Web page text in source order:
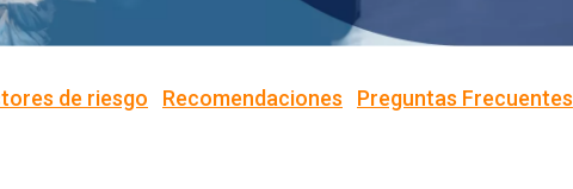
de riesgo Recomendaciones Preguntas Frecuentes